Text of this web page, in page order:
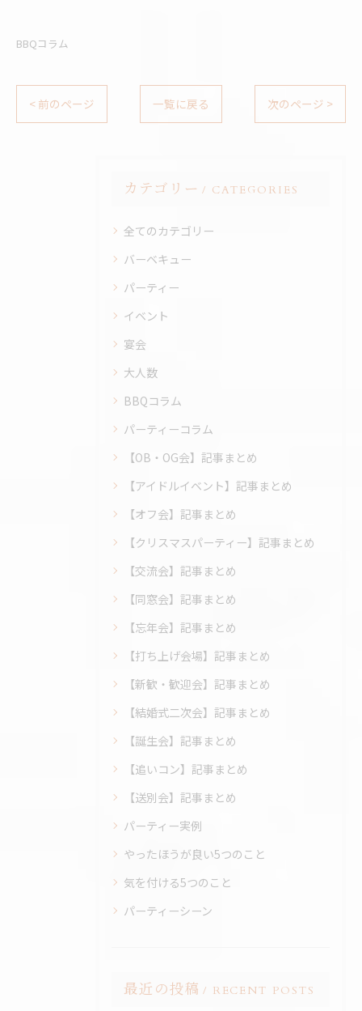
BBQコラム
< 前のページ 一覧に戻る 次のページ >
カテゴリー CATEGORIES
全てのカテゴリー
バーベキュー
パーティー
イベント
宴会
大人数
BBQコラム
パーティーコラム
【OB・OG会】記事まとめ
【アイドルイベント】記事まとめ
【オフ会】記事まとめ
【クリスマスパーティー】記事まとめ
【交流会】記事まとめ
【同窓会】記事まとめ
【忘年会】記事まとめ
【打ち上げ会場】記事まとめ
【新歓・歓迎会】記事まとめ
【結婚式二次会】記事まとめ
【誕生会】記事まとめ
【追いコン】記事まとめ
【送別会】記事まとめ
パーティー実例
やったほうが良い5つのこと
気を付ける5つのこと
パーティーシーン
最近の投稿 RECENT POSTS